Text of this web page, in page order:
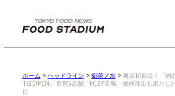
ホーム > ヘッドライン > 御茶ノ水> 東京初進出！「肉
1日OPEN。直営5店舗、FC27店舗、海外進出も果た
目